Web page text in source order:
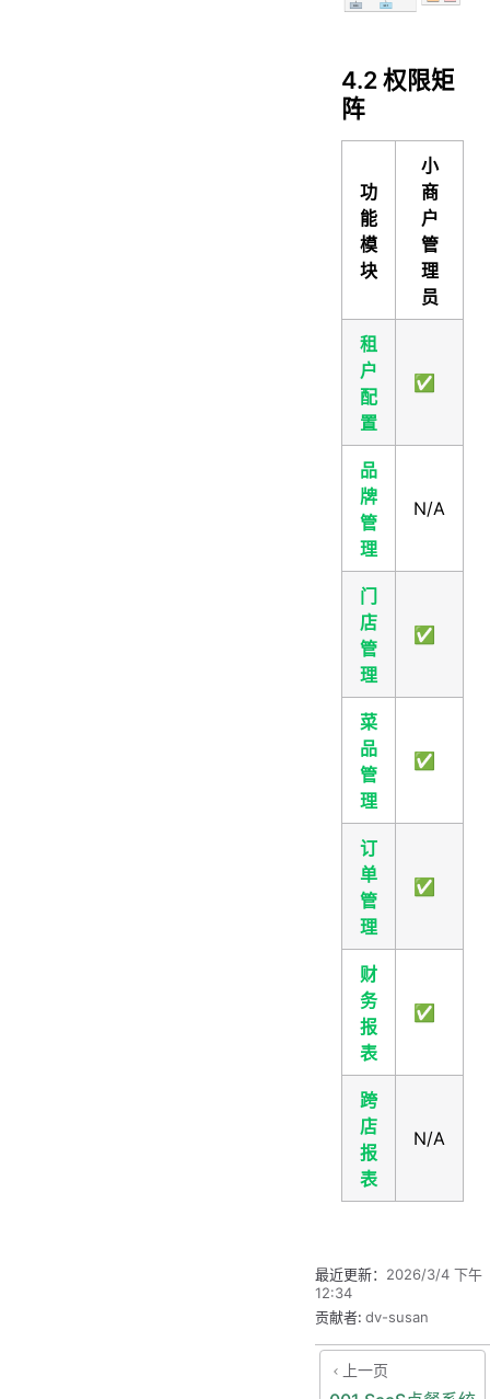
4.2 权限矩
阵
功
能
模
块
小
商
户
管
理
员
租
户
配
置
✅
品
牌
管
理
N/A
门
店
管
理
✅
菜
品
管
理
✅
订
单
管
理
✅
财
务
报
表
✅
跨
店
报
表
N/A
最近更新： 2026/3/4 下午
12:34
贡献者: dv-susan
上一页